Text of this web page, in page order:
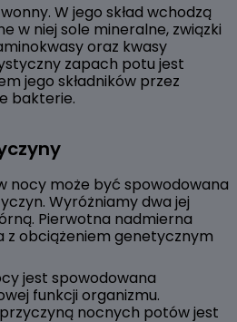
W jego skład wchodzą
w niej sole mineralne, związki
oraz kwasy
zapach potu jest
jego składników przez
bakterie.
nocy może być spowodowana
Wyróżniamy dwa jej
Pierwotna nadmierna
z obciążeniem genetycznym
jest spowodowana
funkcji organizmu.
nocnych potów jest